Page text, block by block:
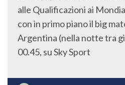
alle Qualificazioni ai
con in primo piano il big
Argentina (nella notte tra
00.45, su Sky Sport